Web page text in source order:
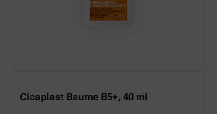
Cicaplast Baume B5+, 40 ml